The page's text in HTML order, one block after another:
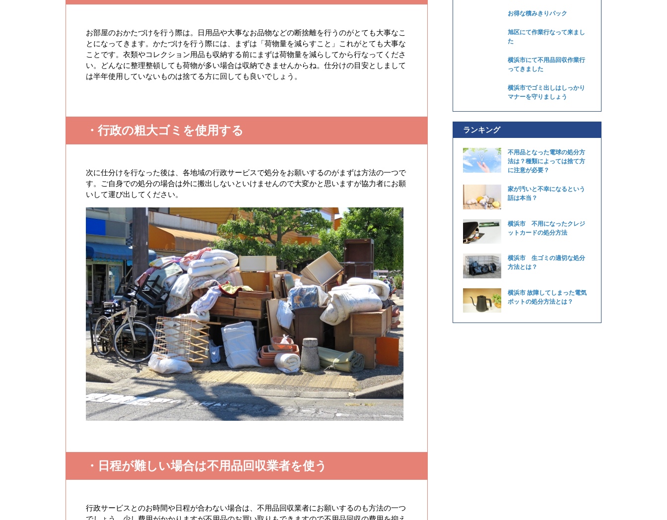
お部屋のおかたづけを行う際は。日用品や大事なお品物などの断捨離を行うのがとても大事なこ
とになってきます。かたづけを行う際には、まずは「荷物量を減らすこと」これがとても大事な
ことです。衣類やコレクション用品も収納する前にまずは荷物量を減らしてから行なってくださ
い。どんなに整理整頓しても荷物が多い場合は収納できませんからね。仕分けの目安としまして
は半年使用していないものは捨てる方に回しても良いでしょう。
・行政の粗大ゴミを使用する
次に仕分けを行なった後は、各地域の行政サービスで処分をお願いするのがまずは方法の一つで
す。ご自身での処分の場合は外に搬出しないといけませんので大変かと思いますが協力者にお願
いして運び出してください。
・日程が難しい場合は不用品回収業者を使う
行政サービスとのお時間や日程が合わない場合は、不用品回収業者にお願いするのも方法の一つ
お得な積みきりパック
旭区にて作業行なって来まし
た
横浜市にて不用品回収作業行
ってきました
横浜市でゴミ出しはしっかり
マナーを守りましょう
ランキング
不用品となった電球の処分方
法は？種類によっては捨て方
に注意が必要？
家が汚いと不幸になるという
話は本当？
横浜市 不用になったクレジ
ットカードの処分方法
横浜市 生ゴミの適切な処分
方法とは？
横浜市 故障してしまった電気
ポットの処分方法とは？